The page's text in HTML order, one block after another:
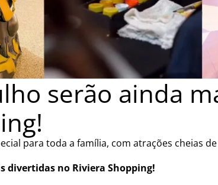
serão ainda
para toda a família, com atrações cheias
divertidas no Riviera Shopping!